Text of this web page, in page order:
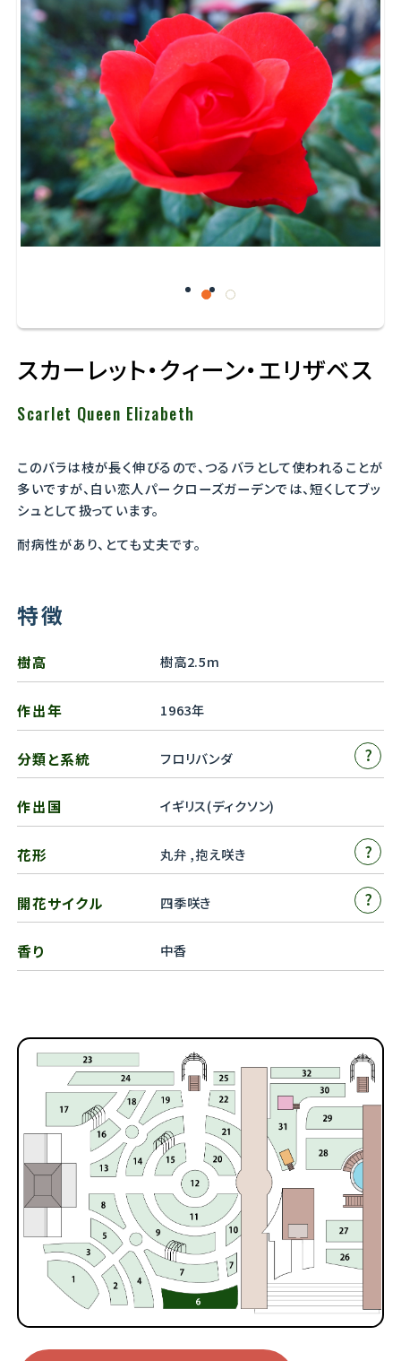
スカーレット・クィーン・エリザベス
Scarlet Queen Elizabeth
このバラは枝が長く伸びるので、つるバラとして使われることが
多いですが、白い恋人パークローズガーデンでは、短くしてブッ
シュとして扱っています。
耐病性があり、とても丈夫です。
特徴
樹高 樹高2.5m
作出年 1963年
分類と系統 フロリバンダ ?
作出国 イギリス(ディクソン)
花形 丸弁 ,抱え咲き ?
開花サイクル 四季咲き ?
香り 中香